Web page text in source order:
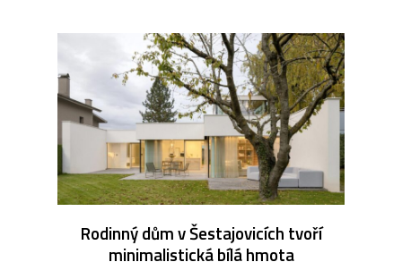
Rodinný dům v Šestajovicích tvoří
minimalistická bílá hmota